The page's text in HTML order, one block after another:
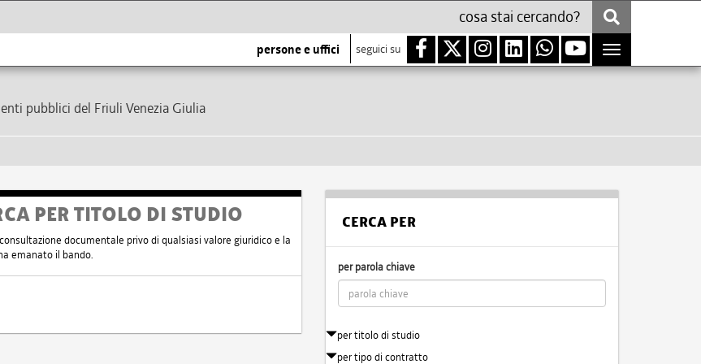
persone e uffici seguici su
Toggle
navigation
pubblici del Friuli Venezia Giulia
PER TITOLO DI STUDIO
documentale privo di qualsiasi valore giuridico e la
emanato il bando.
CERCA PER
per parola chiave
per titolo di studio
per tipo di contratto